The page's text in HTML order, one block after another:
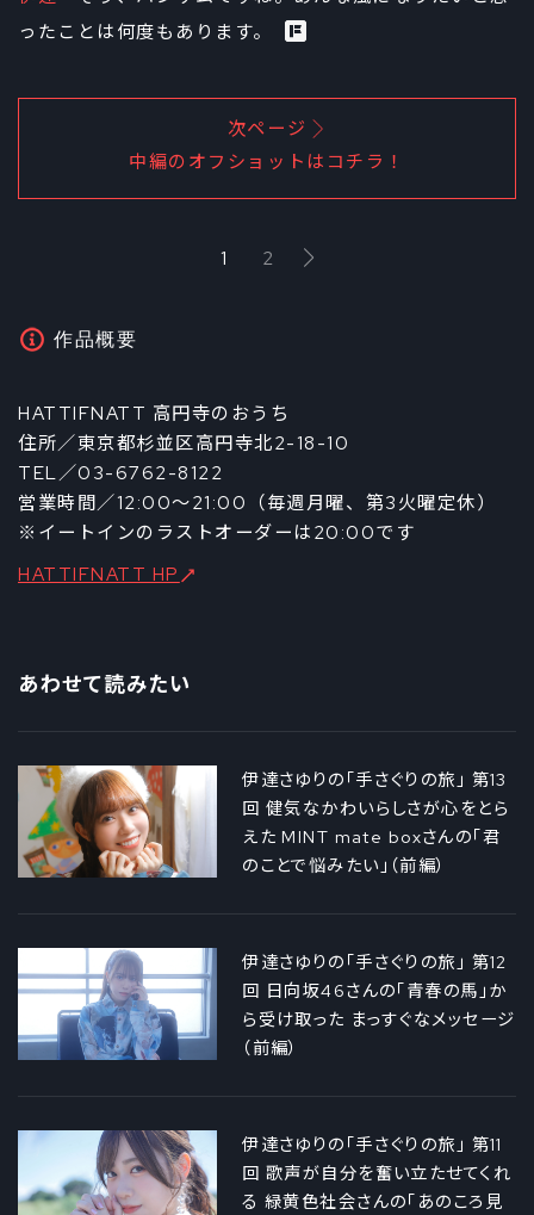
ったことは何度もあります。
次ページ
中編のオフショットはコチラ！
1 2
作品概要
HATTIFNATT 高円寺のおうち
住所／東京都杉並区高円寺北2-18-10
TEL／03-6762-8122
営業時間／12:00～21:00（毎週月曜、第3火曜定休）
※イートインのラストオーダーは20:00です
HATTIFNATT HP
あわせて読みたい
伊達さゆりの「手さぐりの旅」 第13
回 健気なかわいらしさが心をとら
えた MINT mate boxさんの「君
のことで悩みたい」（前編）
伊達さゆりの「手さぐりの旅」 第12
回 日向坂46さんの「青春の馬」か
ら受け取った まっすぐなメッセージ
（前編）
伊達さゆりの「手さぐりの旅」 第11
回 歌声が自分を奮い立たせてくれ
る 緑黄色社会さんの「あのころ見